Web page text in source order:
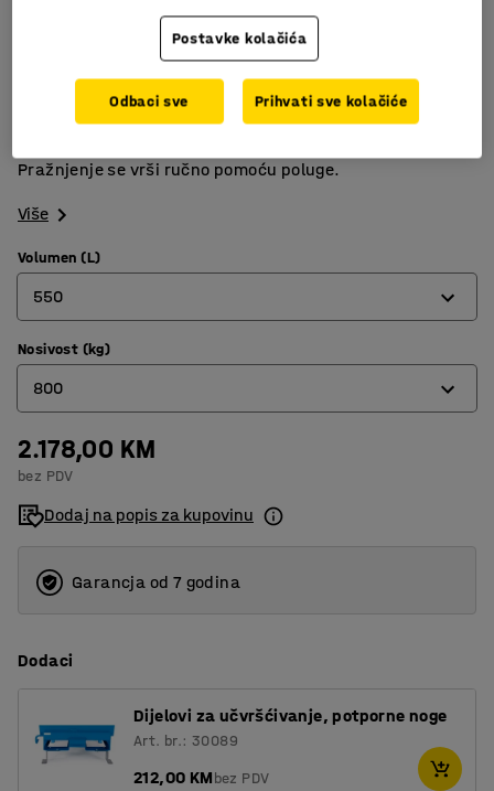
Niski nagibni kontejner za sve vrste smeća. Kontejner se
Pražnjenje se vrši ručno pomoću poluge.
Više
Volumen (L)
550
550
750
900
1160
Nosivost (kg)
800
800
900
1000
1100
2.178,00 KM
bez PDV
Dodaj na popis za kupovinu
Garancja od 7 godina
Dodaci
Dijelovi za učvršćivanje, potporne noge
Art. br.: 30089
212,00 KMbez PDV
Postavke kolačića
Odbaci sve Prihvati sve kolačiće